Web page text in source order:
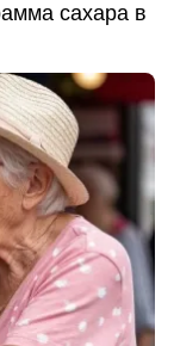
сахара в